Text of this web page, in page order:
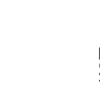
fürdőszobai
termékcsalád
szappantartó, WC